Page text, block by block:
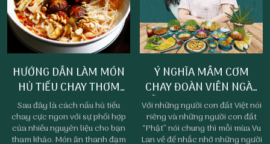
HƯỚNG DẪN LÀM MÓN
HỦ TIẾU CHAY THƠM
NGON | ĂN CHAY PHAN
THIẾT
Sau đây là cách nấu hủ tiếu
chay cực ngon với sự phối hợp
của nhiều nguyên liệu cho bạn
tham khảo. Món ăn thanh đạm
Ý NGHĨA MÂM CƠM
CHAY ĐOÀN VIÊN NGÀY
LỄ VU LAN | NHÀ HÀNG
CHAY PHAN THIẾT PHÚC
TÂM AN
Với những người con đất Việt nói
riêng và những người con đất
“Phật” nói chung thì mỗi mùa Vu
Lan về để nhắc nhở những người